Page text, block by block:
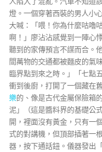
燈。一個穿著西裝的男人小
大喊：「喂！你為什麼咕嚕
啊！」廖沾沾感覺到一陣心
聽到的家傳預言不謀而合。
間萬物的交通都被麵皮的氣
臨界點到來之時。」「七點
衝到後廚，打開了一個藏在
樂的、像是古代金屬保險箱
泥」（這是醬料界的基礎公
開，裡面沒有黃金，只有一
式的對講機，但頂部插著一
器，按下通話鈕。儀器發出